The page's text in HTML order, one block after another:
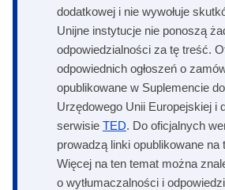
dodatkowej i nie wywołuje
Unijne instytucje nie ponoszą
odpowiedzialności za tę treść.
odpowiednich ogłoszeń o
opublikowane w Suplemencie
Urzędowego Unii Europejskiej i
serwisie TED. Do oficjalnych
prowadzą linki opublikowane na
Więcej na ten temat można
o wytłumaczalności i